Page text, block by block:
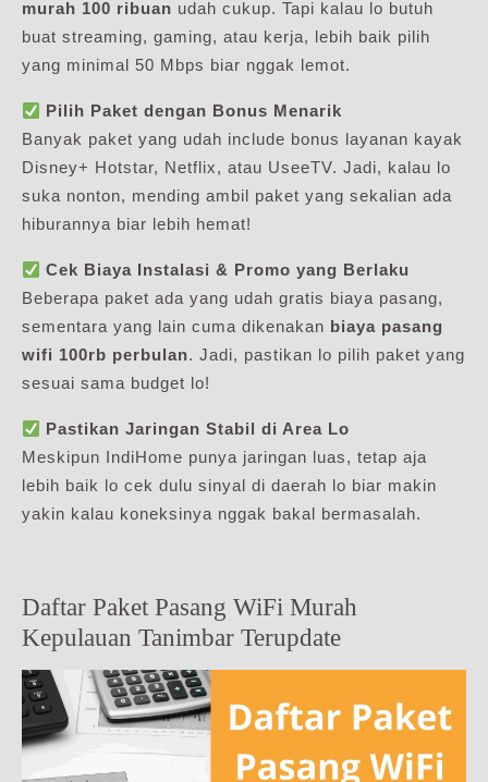
murah 100 ribuan udah cukup. Tapi kalau lo butuh
buat streaming, gaming, atau kerja, lebih baik pilih
yang minimal 50 Mbps biar nggak lemot.
Pilih Paket dengan Bonus Menarik
Banyak paket yang udah include bonus layanan kayak
Disney+ Hotstar, Netflix, atau UseeTV. Jadi, kalau lo
suka nonton, mending ambil paket yang sekalian ada
hiburannya biar lebih hemat!
Cek Biaya Instalasi & Promo yang Berlaku
Beberapa paket ada yang udah gratis biaya pasang,
sementara yang lain cuma dikenakan biaya pasang
wifi 100rb perbulan. Jadi, pastikan lo pilih paket yang
sesuai sama budget lo!
Pastikan Jaringan Stabil di Area Lo
Meskipun IndiHome punya jaringan luas, tetap aja
lebih baik lo cek dulu sinyal di daerah lo biar makin
yakin kalau koneksinya nggak bakal bermasalah.
Daftar Paket Pasang WiFi Murah
Kepulauan Tanimbar Terupdate